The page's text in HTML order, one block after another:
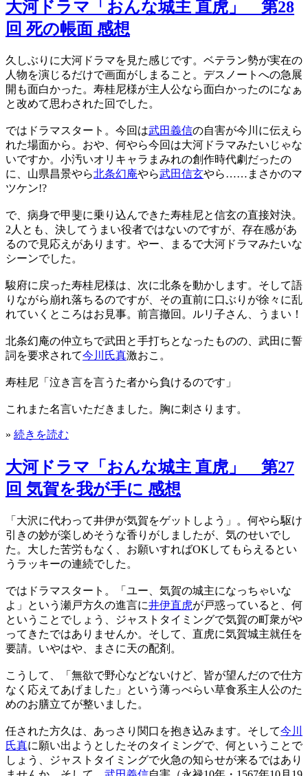
大河ドラマ「おんな城主 直虎」 第28
回 死の帳面 感想
久しぶりに大河ドラマを見た感じです。ベテラン勢が実在の
人物を演じるだけで画面がしまること。デスノートへの急展
開も面白かった。寿桂尼様が主人公なら面白かったのになぁ
と改めて思わされた回でした。
ではドラマスタート。今回は武田義信の自害が今川に伝えら
れた場面から。おや、何やら今回は大河ドラマみたいじゃな
いですか。小汚いオリキャラまみれの創作時代劇だったの
に、山県昌景やら北条幻庵やら武田信玄やら……まさかのマ
ツケン!?
で、病身で甲斐に乗り込んできた寿桂尼と信玄の直接対決。
2人とも、決してうまい役者ではないのですが、存在感があ
るので見応えがあります。やー、まるで大河ドラマみたいな
シーンでした。
駿府に戻った寿桂尼様は、次に北条を動かします。そして語
りながら崩れ落ちるのですが、その直前に口ぶりが徐々に乱
れていくところはお見事。前言撤回。ルリ子さん、うまい！
北条幻庵の仲立ちで武田と手打ちとなったものの、武田に誓
詞を要求されて今川氏真激おこ。
寿桂尼「泣き言を言うた者から負けるのです」
これまた名言いただきました。胸に刺さります。
» 続きを読む
大河ドラマ「おんな城主 直虎」 第27
回 気賀を我が手に 感想
「大沢に代わって井伊が気賀をゲットしよう」。何やら駆け
引きの妙が楽しめそうな香りがしましたが、気のせいでし
た。大した苦労もなく、お願いすればOKしてもらえるとい
うラッキーの連続でした。
ではドラマスタート。「ユー、気賀の城主になっちゃいな
よ」という瀬戸方久の進言に井伊直虎が戸惑っていると、何
ということでしょう、ジャストタイミングで気賀の町衆がや
ってきたではありませんか。そして、直虎に気賀城主就任を
要請。いやはや、まさに天の配剤。
こうして、「無欲で野心などないけど、皆が望んだので仕方
なく応えてあげました」という薄っぺらい草食系主人公のた
めのお膳立てが整いました。
任された方久は、あっさり関口を抱き込みます。そして今川
氏真に願い出ようとしたそのタイミングで、何ということで
しょう、ジャストタイミングで火急の知らせが来るではあり